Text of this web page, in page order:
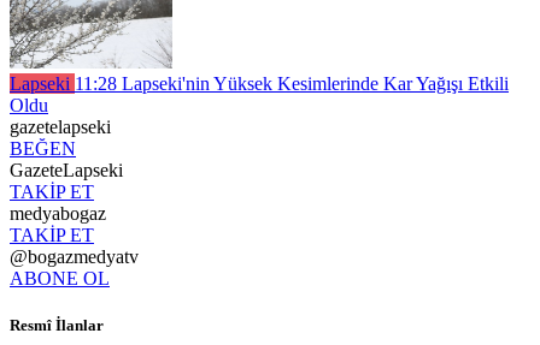
Lapseki 11:28 Lapseki'nin Yüksek Kesimlerinde Kar Yağışı Etkili
Oldu
gazetelapseki
BEĞEN
GazeteLapseki
TAKİP ET
medyabogaz
TAKİP ET
@bogazmedyatv
ABONE OL
Resmî İlanlar